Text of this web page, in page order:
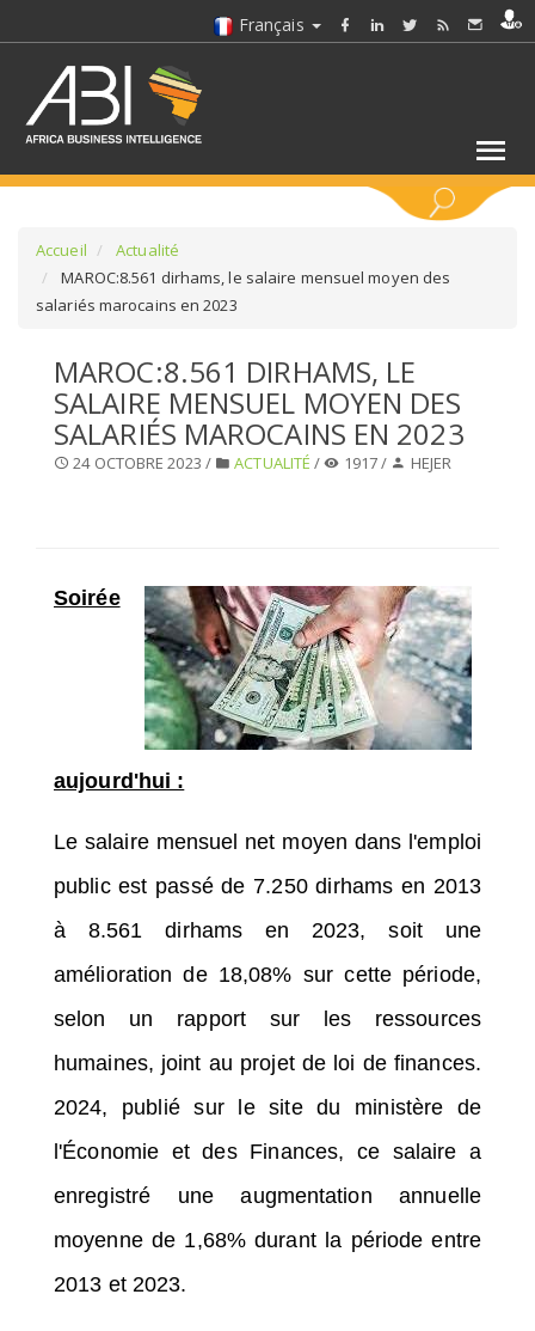
Français
SÉLECTIONNEZ UN DOSSIER
SELECTIONNEZ UNE SECTION
Accueil
Actualité
MAROC:8.561 dirhams, le salaire mensuel moyen des
salariés marocains en 2023
MAROC:8.561 DIRHAMS, LE
SALAIRE MENSUEL MOYEN DES
SALARIÉS MAROCAINS EN 2023
24 OCTOBRE 2023 / ACTUALITÉ / 1917 / HEJER
Soirée
aujourd'hui :
Le salaire mensuel net moyen dans l'emploi
public est passé de 7.250 dirhams en 2013
à 8.561 dirhams en 2023, soit une
amélioration de 18,08% sur cette période,
selon un rapport sur les ressources
humaines, joint au projet de loi de finances.
2024, publié sur le site du ministère de
l'Économie et des Finances, ce salaire a
enregistré une augmentation annuelle
moyenne de 1,68% durant la période entre
2013 et 2023.